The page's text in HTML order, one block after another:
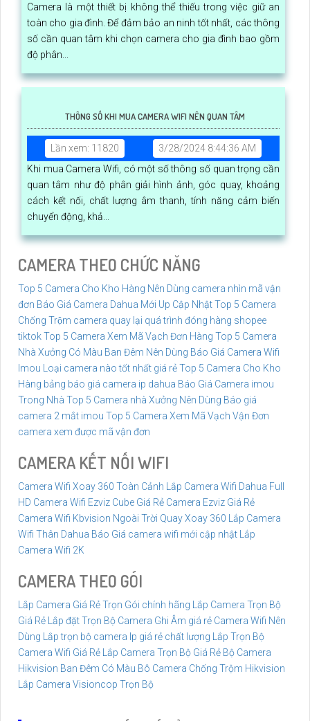
Camera là một thiết bị không thể thiếu trong việc giữ an
toàn cho gia đình. Để đảm bảo an ninh tốt nhất, các thông
số cần quan tâm khi chọn camera cho gia đình bao gồm
độ phân...
THÔNG SỐ KHI MUA CAMERA WIFI NÊN QUAN TÂM
Lần xem: 11820
3/28/2024 8:44:36 AM
Khi mua Camera Wifi, có một số thông số quan trọng cần
quan tâm như độ phân giải hình ảnh, góc quay, khoảng
cách kết nối, chất lượng âm thanh, tính năng cảm biến
chuyển động, khả...
CAMERA THEO CHỨC NĂNG
Top 5 Camera Cho Kho Hàng Nên Dùng camera nhìn mã vận
đơn Báo Giá Camera Dahua Mới Up Cập NhậtTop 5 Camera
Chống Trộm camera quay lại quá trình đóng hàng shopee
tiktokTop 5 Camera Xem Mã Vạch Đơn Hàng Top 5 Camera
Nhà Xưởng Có Màu Ban Đêm Nên Dùng Báo Giá Camera Wifi
Imou
Loại camera nào tốt nhất giá rẻTop 5 Camera Cho Kho
Hàng bảng báo giá camera ip dahua Báo Giá Camera imou
Trong Nhà Top 5 Camera nhà Xưởng Nên Dùng Báo giá
camera 2 mắt imou Top 5 Camera Xem Mã Vạch Vận Đơn
camera xem được mã vận đơn
CAMERA KẾT NỐI WIFI
Camera Wifi Xoay 360 Toàn Cảnh
Lắp Camera Wifi Dahua Full
HD Camera Wifi Ezviz Cube Giá Rẻ Camera Ezviz Giá Rẻ
Camera Wifi Kbvision Ngoài Trời Quay Xoay 360
Lắp Camera
Wifi Thân Dahua Báo Giá camera wifi mới cập nhật
Lắp
Camera Wifi 2K
CAMERA THEO GÓI
Lắp Camera Giá Rẻ Trọn Gói chính hãng
Lắp Camera Trọn Bộ
Giá Rẻ
Lắp đặt Trọn Bộ Camera Ghi Âm giá rẻ Camera Wifi Nên
Dùng
Lắp trọn bộ camera Ip giá rẻ chất lượng
Lắp Trọn Bộ
Camera Wifi Giá Rẻ
Lắp Camera Trọn Bộ Giá Rẻ Bộ Camera
Hikvision Ban Đêm Có Màu Bô Camera Chống Trộm Hikvision
Lắp Camera Visioncop Trọn Bộ